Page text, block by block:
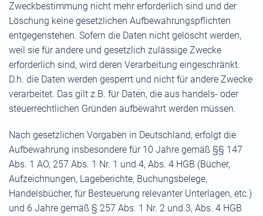
Zweckbestimmung nicht mehr erforderlich sind und der
Löschung keine gesetzlichen Aufbewahrungspflichten
entgegenstehen. Sofern die Daten nicht gelöscht werden,
weil sie für andere und gesetzlich zulässige Zwecke
erforderlich sind, wird deren Verarbeitung eingeschränkt.
D.h. die Daten werden gesperrt und nicht für andere Zwecke
verarbeitet. Das gilt z.B. für Daten, die aus handels- oder
steuerrechtlichen Gründen aufbewahrt werden müssen.
Nach gesetzlichen Vorgaben in Deutschland, erfolgt die
Aufbewahrung insbesondere für 10 Jahre gemäß §§ 147
Abs. 1 AO, 257 Abs. 1 Nr. 1 und 4, Abs. 4 HGB (Bücher,
Aufzeichnungen, Lageberichte, Buchungsbelege,
Handelsbücher, für Besteuerung relevanter Unterlagen, etc.)
und 6 Jahre gemäß § 257 Abs. 1 Nr. 2 und 3, Abs. 4 HGB